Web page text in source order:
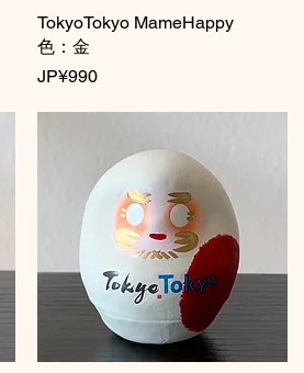
快速瀏覽
TokyoTokyo MameHappy
色：金
價格
JP¥990